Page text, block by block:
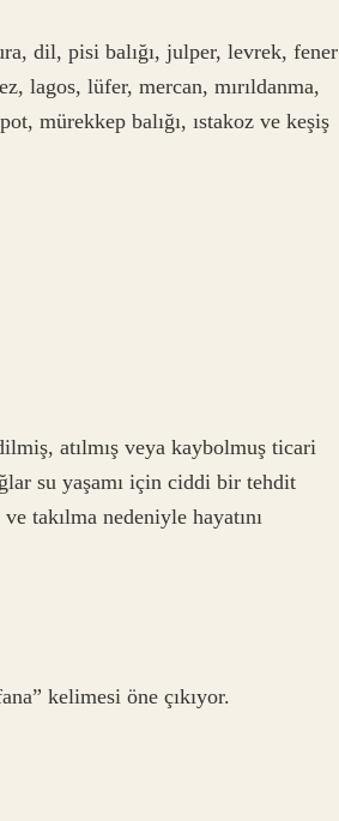
dil, pisi balığı, julper, levrek, fener
lagos, lüfer, mercan, mırıldanma,
mürekkep balığı, ıstakoz ve keşiş
atılmış veya kaybolmuş ticari
su yaşamı için ciddi bir tehdit
takılma nedeniyle hayatını
kelimesi öne çıkıyor.